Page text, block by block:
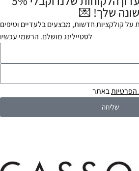
שלך! 💌
על קולקציות חדשות, מבצעים בלעדיים וטיפים
לסטיילינג מושלם. הרשמי עכשיו
הפרטיותבאתר
שליחה